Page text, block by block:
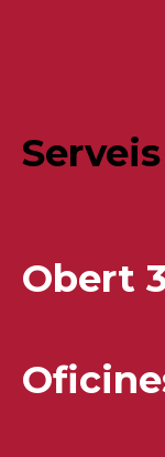
Serveis
Obert